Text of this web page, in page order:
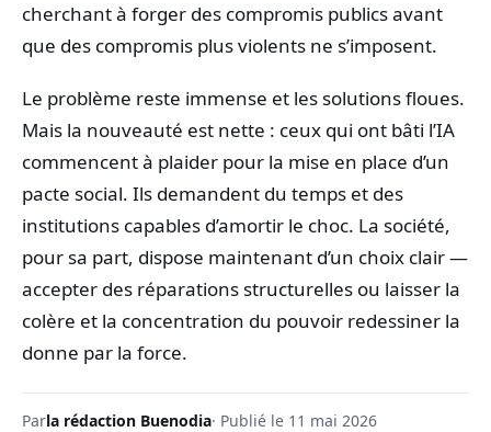
cherchant à forger des compromis publics avant
que des compromis plus violents ne s’imposent.
Le problème reste immense et les solutions floues.
Mais la nouveauté est nette : ceux qui ont bâti l’IA
commencent à plaider pour la mise en place d’un
pacte social. Ils demandent du temps et des
institutions capables d’amortir le choc. La société,
pour sa part, dispose maintenant d’un choix clair —
accepter des réparations structurelles ou laisser la
colère et la concentration du pouvoir redessiner la
donne par la force.
Parla rédaction Buenodia· Publié le 11 mai 2026